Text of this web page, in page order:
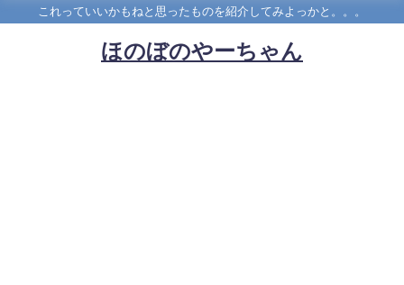
これっていいかもねと思ったものを紹介してみよっかと。。。
ほのぼのやーちゃん